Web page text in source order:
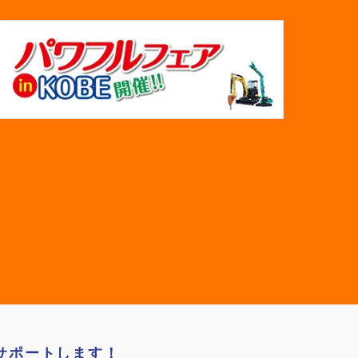
ポートします！